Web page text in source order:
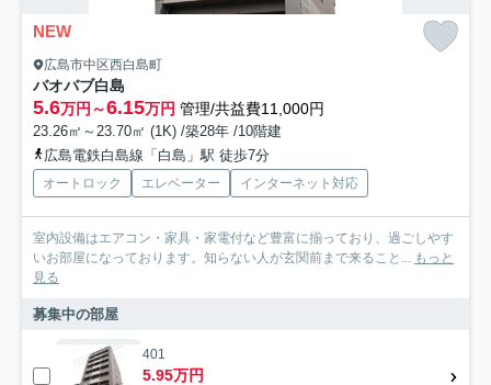
NEW
広島市中区西白島町
バオバブ白島
5.6万円～6.15万円 管理/共益費11,000円
23.26㎡～23.70㎡ (1K) /築28年 /10階建
広島電鉄白島線「白島」駅 徒歩7分
オートロック エレベーター インターネット対応
室内設備はエアコン・家具・家電付など豊富に揃っており、過ごしやす
いお部屋になっております。知らない人が玄関前まで来ること...
もっと
見る
募集中の部屋
401
5.95万円